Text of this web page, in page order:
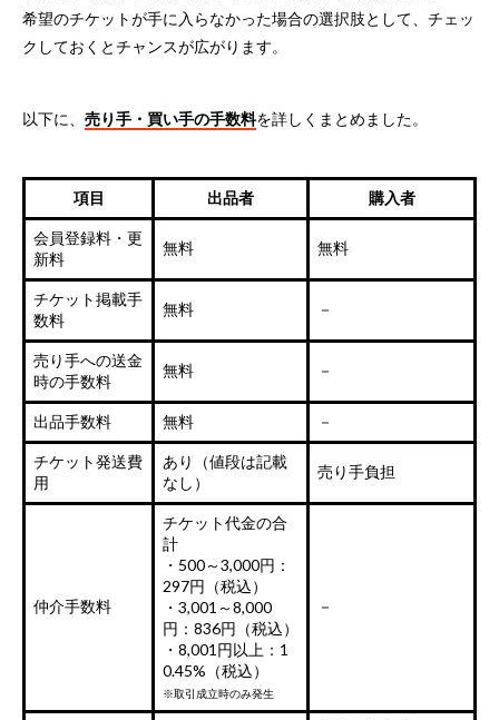
希望のチケットが手に入らなかった場合の選択肢として、チェッ
クしておくとチャンスが広がります。
以下に、 売り手・買い手の手数料を詳しくまとめました。
項目 出品者 購入者
会員登録料・更
新料
無料 無料
チケット掲載手
数料
無料 －
売り手への送金
時の手数料
無料 －
出品手数料 無料 －
チケット発送費
用
あり（値段は記載
なし）
売り手負担
仲介手数料
チケット代金の合
計
・500～3,000円：
297円（税込）
・3,001～8,000
円：836円（税込）
・8,001円以上：1
0.45%（税込）
※取引成立時のみ発生
－